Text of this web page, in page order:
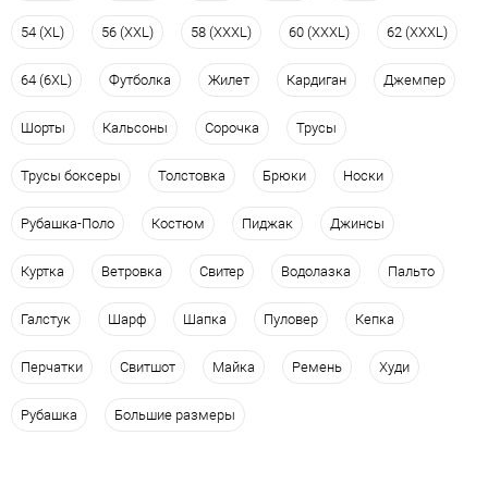
54 (XL) 56 (XXL) 58 (XXXL) 60 (XXXL) 62 (XXXL)
64 (6XL) Футболка Жилет Кардиган Джемпер
Шорты Кальсоны Сорочка Трусы
Трусы боксеры Толстовка Брюки Носки
Рубашка-Поло Костюм Пиджак Джинсы
Куртка Ветровка Свитер Водолазка Пальто
Галстук Шарф Шапка Пуловер Кепка
Перчатки Свитшот Майка Ремень Худи
Рубашка Большие размеры